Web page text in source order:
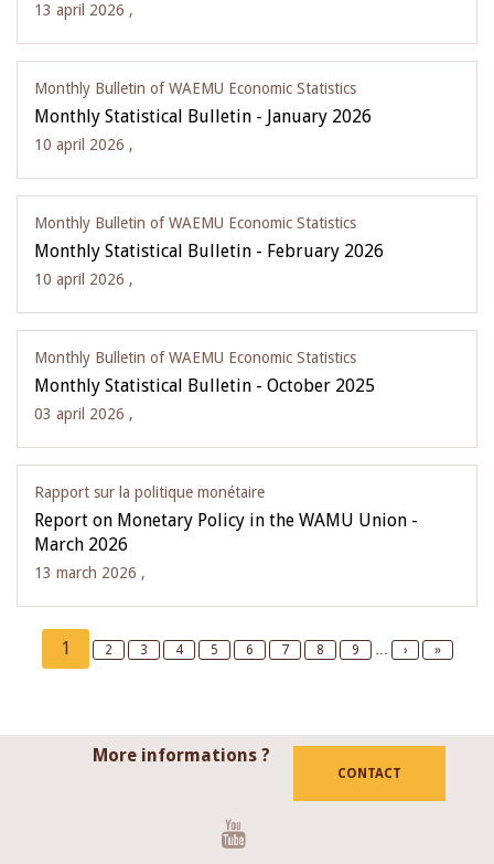
13 april 2026 ,
Monthly Bulletin of WAEMU Economic Statistics
Monthly Statistical Bulletin - January 2026
10 april 2026 ,
Monthly Bulletin of WAEMU Economic Statistics
Monthly Statistical Bulletin - February 2026
10 april 2026 ,
Monthly Bulletin of WAEMU Economic Statistics
Monthly Statistical Bulletin - October 2025
03 april 2026 ,
Rapport sur la politique monétaire
Report on Monetary Policy in the WAMU Union -
March 2026
13 march 2026 ,
Pagination
Current
page
1 Page
2 Page
3 Page
4 Page
5 Page
6 Page
7 Page
8 Page
9 …
Next
›
Last
»
More informations ?
CONTACT